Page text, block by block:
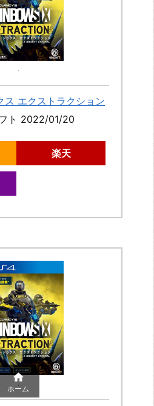
ス エクストラクション
ト 2022/01/20
楽天

ホーム